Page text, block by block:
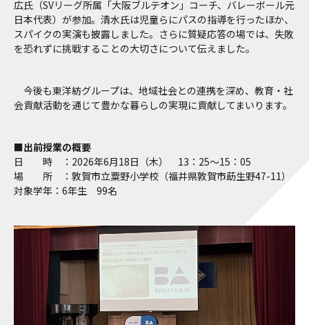
広氏（SVリーグ所属「大阪ブルテオン」コーチ、バレーボール元
日本代表）が参加。清水氏は児童らにパスの指導を行ったほか、
スパイクの実演も披露しました。さらに質疑応答の場では、失敗
を恐れずに挑戦することの大切さについて伝えました。
今後も東洋紡グループは、地域社会との連携を深め、教育・社
会貢献活動を通じて豊かな暮らしの実現に貢献してまいります。
■出前授業の概要
日 時 ：2026年6月18日（木） 13：25～15：05
場 所 ：敦賀市立粟野小学校（福井県敦賀市莇生野47-11）
対象学年：6年生 99名